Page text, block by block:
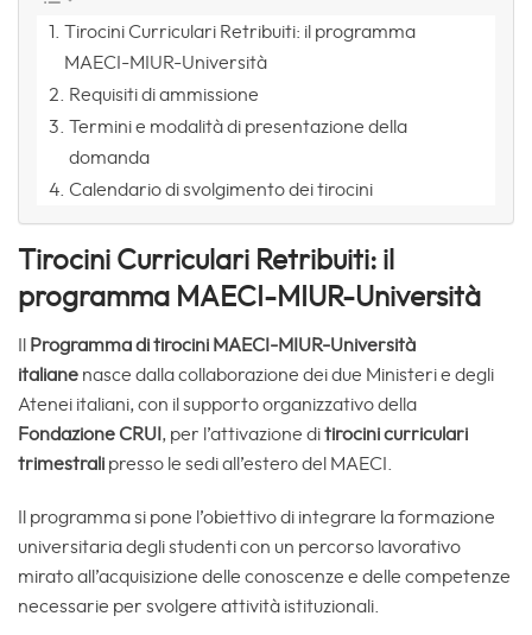
Tirocini Curriculari Retribuiti: il programma
MAECI-MIUR-Università
Requisiti di ammissione
Termini e modalità di presentazione della
domanda
Calendario di svolgimento dei tirocini
Tirocini Curriculari Retribuiti: il
programma MAECI-MIUR-Università
Il Programma di tirocini MAECI-MIUR-Università
italiane nasce dalla collaborazione dei due Ministeri e degli
Atenei italiani, con il supporto organizzativo della
Fondazione CRUI, per l’attivazione ditirocini curriculari
trimestrali presso le sedi all’estero del MAECI.
Il programma si pone l’obiettivo di integrare la formazione
universitaria degli studenti con un percorso lavorativo
mirato all’acquisizione delle conoscenze e delle competenze
necessarie per svolgere attività istituzionali.